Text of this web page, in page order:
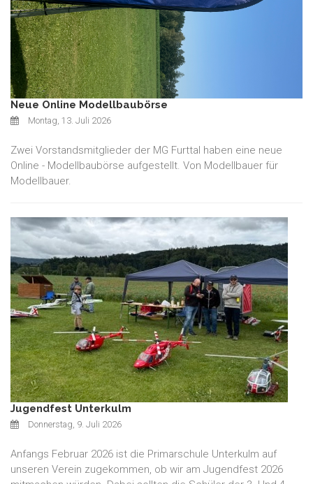
Neue Online Modellbaubörse
Montag, 13. Juli 2026
Zwei Vorstandsmitglieder der MG Furttal haben eine neue
Online - Modellbaubörse aufgestellt. Von Modellbauer für
Modellbauer.
Jugendfest Unterkulm
Donnerstag, 9. Juli 2026
Anfangs Februar 2026 ist die Primarschule Unterkulm auf
unseren Verein zugekommen, ob wir am Jugendfest 2026